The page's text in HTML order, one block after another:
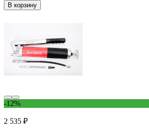
В корзину
-12%
2 535 ₽